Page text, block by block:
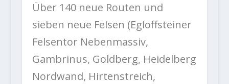
Über 140 neue Routen und
sieben neue Felsen (Egloffsteiner
Felsentor Nebenmassiv,
Gambrinus, Goldberg, Heidelberg
Nordwand, Hirtenstreich,